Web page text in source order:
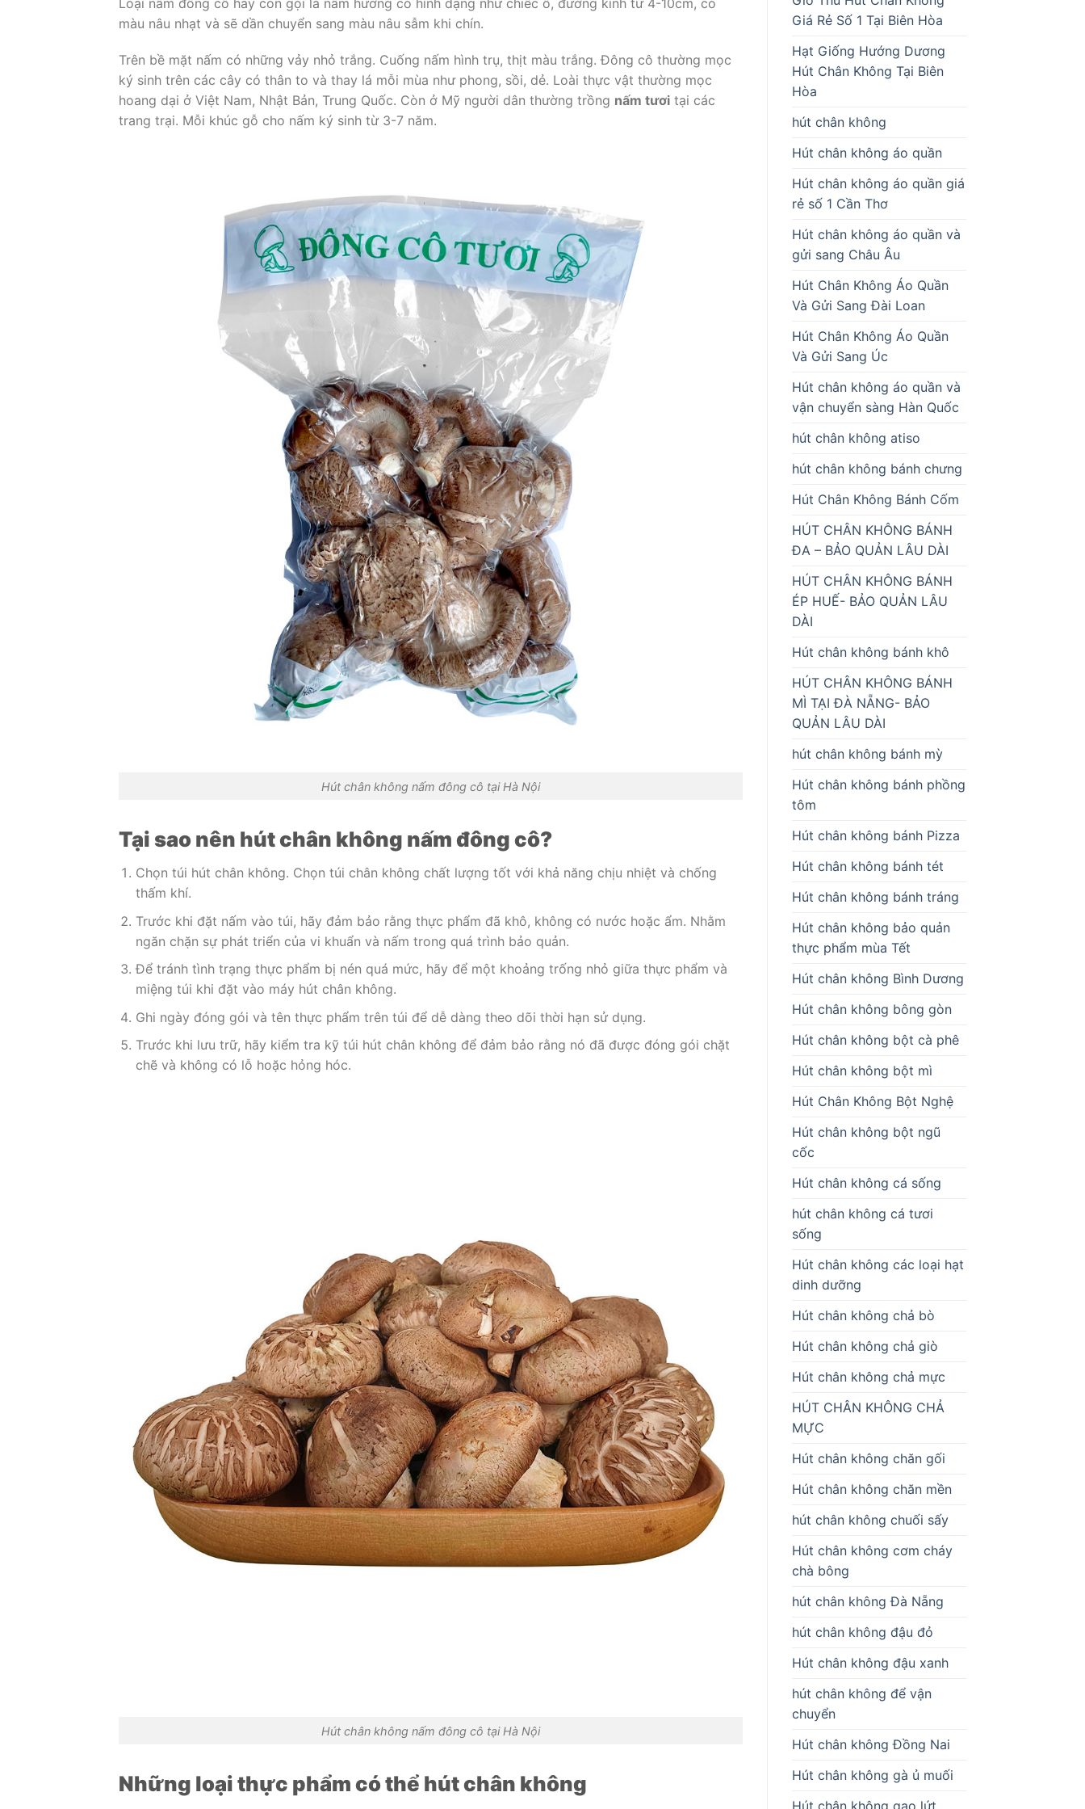
màu nâu nhạt và sẽ dần chuyển sang màu nâu sẫm khi chín.
Trên bề mặt nấm có những vảy nhỏ trắng. Cuống nấm hình trụ, thịt màu trắng. Đông cô thường mọc
ký sinh trên các cây có thân to và thay lá mỗi mùa như phong, sồi, dẻ. Loài thực vật thường mọc
hoang dại ở Việt Nam, Nhật Bản, Trung Quốc. Còn ở Mỹ người dân thường trồng nấm tươi tại các
trang trại. Mỗi khúc gỗ cho nấm ký sinh từ 3-7 năm.
Hút chân không nấm đông cô tại Hà Nội
Tại sao nên hút chân không nấm đông cô?
Chọn túi hút chân không. Chọn túi chân không chất lượng tốt với khả năng chịu nhiệt và chống
thấm khí.
Trước khi đặt nấm vào túi, hãy đảm bảo rằng thực phẩm đã khô, không có nước hoặc ẩm. Nhằm
ngăn chặn sự phát triển của vi khuẩn và nấm trong quá trình bảo quản.
Để tránh tình trạng thực phẩm bị nén quá mức, hãy để một khoảng trống nhỏ giữa thực phẩm và
miệng túi khi đặt vào máy hút chân không.
Ghi ngày đóng gói và tên thực phẩm trên túi để dễ dàng theo dõi thời hạn sử dụng.
Trước khi lưu trữ, hãy kiểm tra kỹ túi hút chân không để đảm bảo rằng nó đã được đóng gói chặt
chẽ và không có lỗ hoặc hỏng hóc.
Hút chân không nấm đông cô tại Hà Nội
Những loại thực phẩm có thể hút chân không
Giá Rẻ Số 1 Tại Biên Hòa
Hạt Giống Hướng Dương
Hút Chân Không Tại Biên
Hòa
hút chân không
Hút chân không áo quần
Hút chân không áo quần giá
rẻ số 1 Cần Thơ
Hút chân không áo quần và
gửi sang Châu Âu
Hút Chân Không Áo Quần
Và Gửi Sang Đài Loan
Hút Chân Không Áo Quần
Và Gửi Sang Úc
Hút chân không áo quần và
vận chuyển sàng Hàn Quốc
hút chân không atiso
hút chân không bánh chưng
Hút Chân Không Bánh Cốm
HÚT CHÂN KHÔNG BÁNH
ĐA – BẢO QUẢN LÂU DÀI
HÚT CHÂN KHÔNG BÁNH
ÉP HUẾ- BẢO QUẢN LÂU
DÀI
Hút chân không bánh khô
HÚT CHÂN KHÔNG BÁNH
MÌ TẠI ĐÀ NẴNG- BẢO
QUẢN LÂU DÀI
hút chân không bánh mỳ
Hút chân không bánh phồng
tôm
Hút chân không bánh Pizza
Hút chân không bánh tét
Hút chân không bánh tráng
Hút chân không bảo quản
thực phẩm mùa Tết
Hút chân không Bình Dương
Hút chân không bông gòn
Hút chân không bột cà phê
Hút chân không bột mì
Hút Chân Không Bột Nghệ
Hút chân không bột ngũ
cốc
Hút chân không cá sống
hút chân không cá tươi
sống
Hút chân không các loại hạt
dinh dưỡng
Hút chân không chả bò
Hút chân không chả giò
Hút chân không chả mực
HÚT CHÂN KHÔNG CHẢ
MỰC
Hút chân không chăn gối
Hút chân không chăn mền
hút chân không chuối sấy
Hút chân không cơm cháy
chà bông
hút chân không Đà Nẵng
hút chân không đậu đỏ
Hút chân không đậu xanh
hút chân không để vận
chuyển
Hút chân không Đồng Nai
Hút chân không gà ủ muối
Hút chân không gạo lứt